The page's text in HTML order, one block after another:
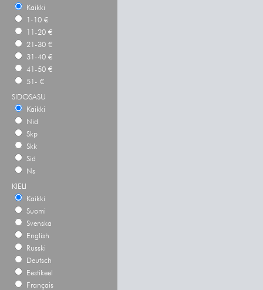
Kaikki
1-10 €
11-20 €
21-30 €
31-40 €
41-50 €
51- €
SIDOSASU
Kaikki
Nid
Skp
Skk
Sid
Ns
KIELI
Kaikki
Suomi
Svenska
English
Russki
Deutsch
Eestikeel
Français